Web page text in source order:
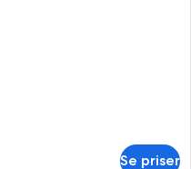
Se priser